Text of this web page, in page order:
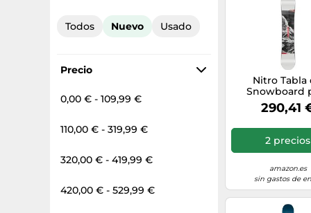
Precio total
Todos Nuevo Usado
Precio
0,00 € - 109,99 €
110,00 € - 319,99 €
320,00 € - 419,99 €
420,00 € - 529,99 €
Nitro Tabla
Snowboard
Hombre Prime
para Todo
para pies
290,41
2 precios
amazon.es
sin gastos de